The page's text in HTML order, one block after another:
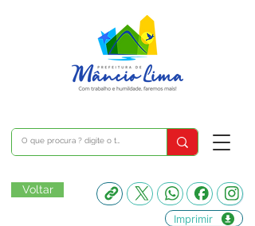
Voltar
Imprimir